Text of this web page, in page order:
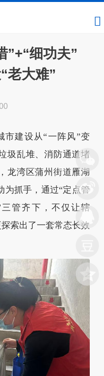
”+“细功夫”
老大难”
市建设从“一阵风”变
圾乱堆、消防通道堵
龙湾区蒲州街道雁湖
为抓手，通过“定点管
管齐下，不仅让辖
索出了一套常态长效